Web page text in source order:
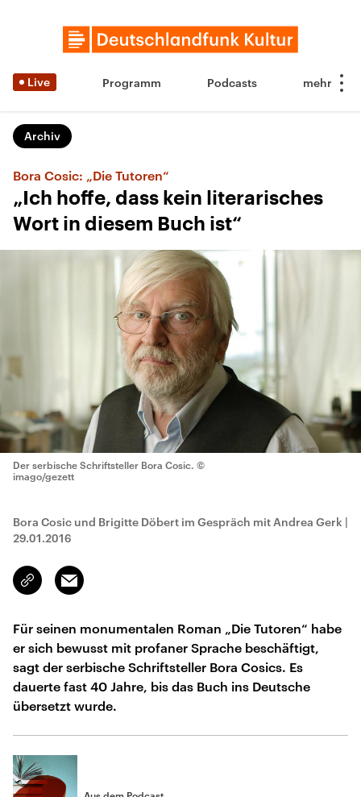
Live Programm Podcasts
Archiv
Bora Cosic: „Die Tutoren“
„Ich hoffe, dass kein literarisches
Wort in diesem Buch ist“
Der serbische Schriftsteller Bora Cosic. ©
imago/gezett
Bora Cosic und Brigitte Döbert im Gespräch mit Andrea Gerk |
29.01.2016
Link
kopieren/teilen
Email
Für seinen monumentalen Roman „Die Tutoren“ habe
er sich bewusst mit profaner Sprache beschäftigt,
sagt der serbische Schriftsteller Bora Cosics. Es
dauerte fast 40 Jahre, bis das Buch ins Deutsche
übersetzt wurde.